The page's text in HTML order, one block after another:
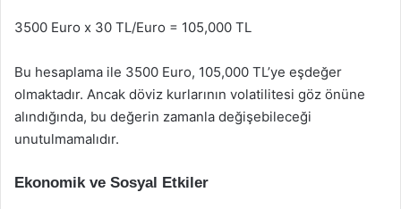
3500 Euro x 30 TL/Euro = 105,000 TL
Bu hesaplama ile 3500 Euro, 105,000 TL’ye eşdeğer
olmaktadır. Ancak döviz kurlarının volatilitesi göz önüne
alındığında, bu değerin zamanla değişebileceği
unutulmamalıdır.
Ekonomik ve Sosyal Etkiler